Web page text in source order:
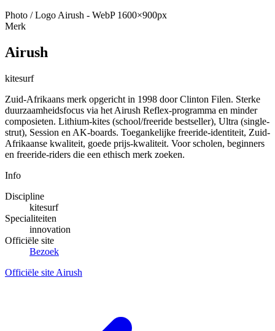
Photo / Logo Airush - WebP 1600×900px
Merk
Airush
kitesurf
Zuid-Afrikaans merk opgericht in 1998 door Clinton Filen. Sterke
duurzaamheidsfocus via het Airush Reflex-programma en minder
composieten. Lithium-kites (school/freeride bestseller), Ultra (single-
strut), Session en AK-boards. Toegankelijke freeride-identiteit, Zuid-
Afrikaanse kwaliteit, goede prijs-kwaliteit. Voor scholen, beginners
en freeride-riders die een ethisch merk zoeken.
Info
Discipline
kitesurf
Specialiteiten
innovation
Officiële site
Bezoek
Officiële site Airush